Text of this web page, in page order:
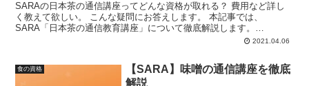
SARAの日本茶の通信講座ってどんな資格が取れる？ 費用など詳し
く教えて欲しい。 こんな疑問にお答えします。 本記事では、
SARA「日本茶の通信教育講座」について徹底解説します。
SARA「日本茶の通信講座」とは？ SARA「日本茶の通信教...2021.04.06
食の資格
【SARA】味噌の通信講座を徹底
解説